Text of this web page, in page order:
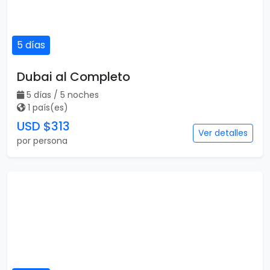
5 días
Dubai al Completo
5 días / 5 noches
1 país(es)
USD $313
por persona
Ver detalles